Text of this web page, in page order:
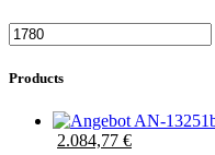
Min.
Preis
Products
Aktueller
2.084,77 €